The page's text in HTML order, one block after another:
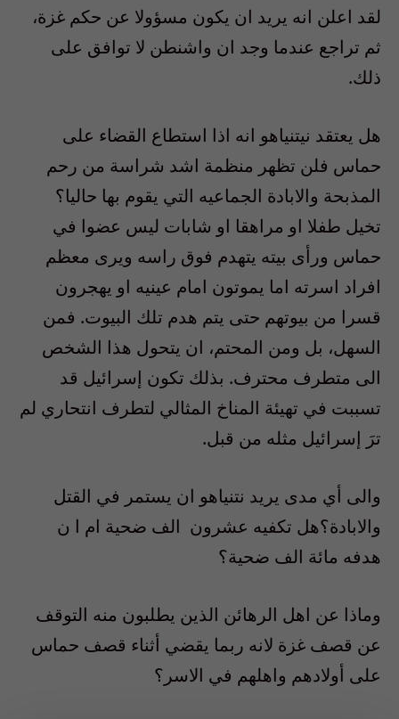
لقد اعلن انه يريد ان يكون مسؤولا عن حكم غزة،
ثم تراجع عندما وجد ان واشنطن لا توافق على
ذلك.
هل يعتقد نيتنياهو انه اذا استطاع القضاء على
حماس فلن تظهر منظمة اشد شراسة من رحم
المذبحة والابادة الجماعيه التي يقوم بها حاليا؟
تخيل طفلا او مراهقا او شابات ليس عضوا في
حماس ورأى بيته يتهدم فوق راسه ويرى معظم
افراد اسرته اما يموتون امام عينيه او يهجرون
قسرا من بيوتهم حتى يتم هدم تلك البيوت. فمن
السهل، بل ومن المحتم، ان يتحول هذا الشخص
الى متطرف محترف. بذلك تكون إسرائيل قد
تسببت في تهيئة المناخ المثالي لتطرف انتحاري لم
ترَ إسرائيل مثله من قبل.
والى أي مدى يريد نتنياهو ان يستمر في القتل
والابادة؟هل تكفيه عشرون الف ضحية ام ا ن
هدفه مائة الف ضحية؟
وماذا عن اهل الرهائن الذين يطلبون منه التوقف
عن قصف غزة لانه ربما يقضي أثناء قصف حماس
على أولادهم واهلهم في الاسر؟